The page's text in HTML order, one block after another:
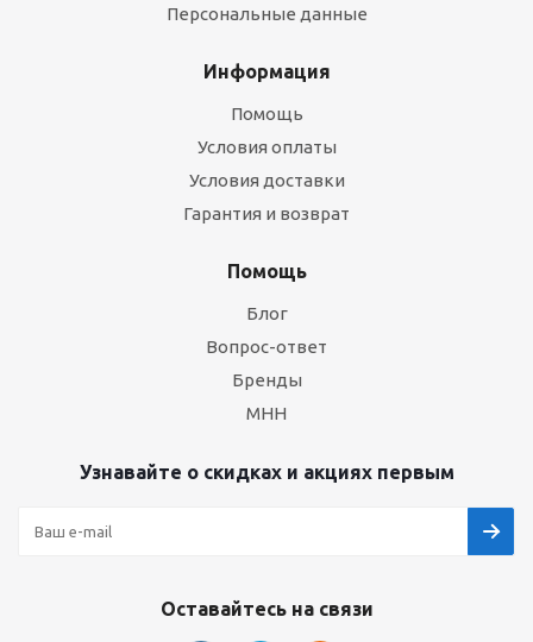
Персональные данные
Информация
Помощь
Условия оплаты
Условия доставки
Гарантия и возврат
Помощь
Блог
Вопрос-ответ
Бренды
МНН
Узнавайте о скидках и акциях первым
Оставайтесь на связи